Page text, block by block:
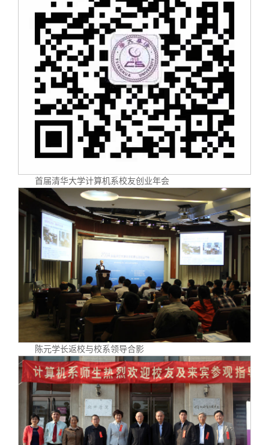
首届清华大学计算机系校友创业年会
陈元学长返校与校系领导合影